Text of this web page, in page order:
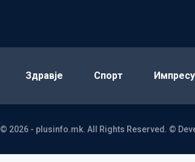
Здравје Спорт
© 2026 - plusinfo.mk. All Rights Reserved. ©